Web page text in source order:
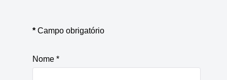
* Campo obrigatório
Nome *